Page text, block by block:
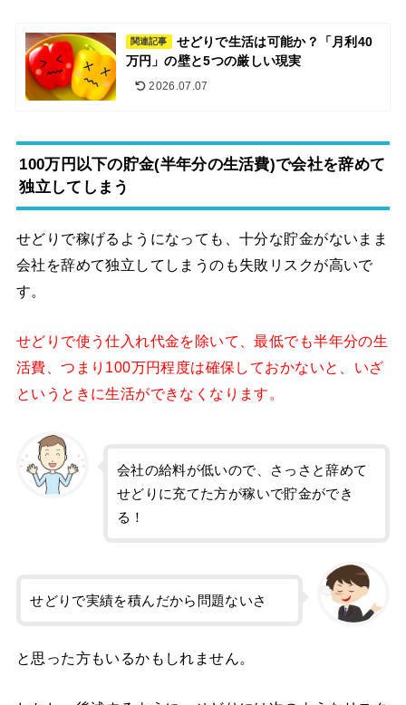
関連記事
せどりで生活は可能か？「月利40
万円」の壁と5つの厳しい現実
2026.07.07
100万円以下の貯金(半年分の生活費)で会社を辞めて
独立してしまう
せどりで稼げるようになっても、十分な貯金がないまま
会社を辞めて独立してしまうのも失敗リスクが高いで
す。
せどりで使う仕入れ代金を除いて、最低でも半年分の生
活費、つまり100万円程度は確保しておかないと、いざ
というときに生活ができなくなります。
会社の給料が低いので、さっさと辞めて
せどりに充てた方が稼いで貯金ができ
る！
せどりで実績を積んだから問題ないさ
と思った方もいるかもしれません。